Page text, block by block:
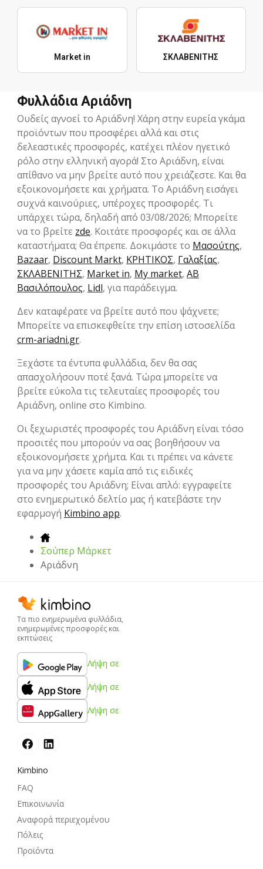
Market in ΣΚΛΑΒΕΝΙΤΗΣ
Φυλλάδια Αριάδνη
Ουδείς αγνοεί το Αριάδνη! Χάρη στην ευρεία γκάμα
προϊόντων που προσφέρει αλλά και στις
δελεαστικές προσφορές, κατέχει πλέον ηγετικό
ρόλο στην ελληνική αγορά! Στο Αριάδνη, είναι
απίθανο να μην βρείτε αυτό που χρειάζεστε. Και θα
εξοικονομήσετε και χρήματα. Το Αριάδνη εισάγει
συχνά καινούριες, υπέροχες προσφορές. Τι
υπάρχει τώρα, δηλαδή από 03/08/2026; Μπορείτε
να το βρείτε zde. Κοιτάτε προσφορές και σε άλλα
καταστήματα; Θα έπρεπε. Δοκιμάστε το Μασούτης,
Bazaar, Discount Markt, ΚΡΗΤΙΚΟΣ, Γαλαξίας,
ΣΚΛΑΒΕΝΙΤΗΣ, Market in, My market, ΑΒ
Βασιλόπουλος, Lidl, για παράδειγμα.
Δεν καταφέρατε να βρείτε αυτό που ψάχνετε;
Μπορείτε να επισκεφθείτε την επίση ιστοσελίδα
crm-ariadni.gr.
Ξεχάστε τα έντυπα φυλλάδια, δεν θα σας
απασχολήσουν ποτέ ξανά. Τώρα μπορείτε να
βρείτε εύκολα τις τελευταίες προσφορές του
Αριάδνη, online στο Kimbino.
Οι ξεχωριστές προσφορές του Αριάδνη είναι τόσο
προσιτές που μπορούν να σας βοηθήσουν να
εξοικονομήσετε χρήμτα. Και τι πρέπει να κάνετε
για να μην χάσετε καμία από τις ειδικές
προσφορές του Αριάδνη; Είναι απλό: εγγραφείτε
στο ενημερωτικό δελτίο μας ή κατεβάστε την
εφαρμογή Kimbino app.
Σούπερ Μάρκετ
Αριάδνη
Τα πιο ενημερωμένα φυλλάδια,
ενημερωμένες προσφορές και
εκπτώσεις
Λήψη σε
Λήψη σε
Λήψη σε
Kimbino
FAQ
Επικοινωνία
Αναφορά περιεχομένου
Πόλεις
Προϊόντα